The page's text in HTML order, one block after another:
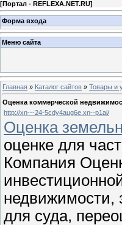
[Портал - REFLEXA.NET.RU]
Форма входа
Меню сайта
Главная » Каталог сайтов » Товары и
Оценка коммерческой
http://xn---24-5cdy4aug6e.xn--p1ai/
Оценка
оценке для
Компания
недвижимости,
для суда,